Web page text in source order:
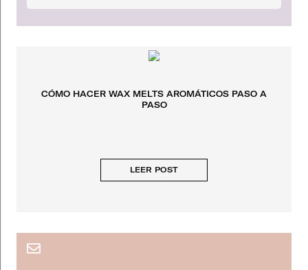
CÓMO HACER WAX MELTS AROMÁTICOS PASO A
PASO
LEER POST